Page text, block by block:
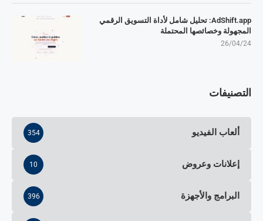
AdShift.app: تحليل شامل لأداة التسويق الرقمي
المجهولة وخصائصها المحتملة
26/04/24
التصنيفات
ألعاب الفيديو 354
إعلانات وعروض 10
البرامج والأجهزة 396